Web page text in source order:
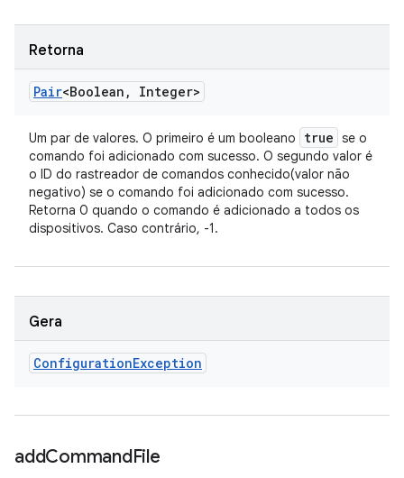
Retorna
Pair<Boolean , Integer>
Um par de valores. O primeiro é um booleano true se o
comando foi adicionado com sucesso. O segundo valor é
o ID do rastreador de comandos conhecido(valor não
negativo) se o comando foi adicionado com sucesso.
Retorna 0 quando o comando é adicionado a todos os
dispositivos. Caso contrário, -1.
Gera
ConfigurationException
addCommandFile